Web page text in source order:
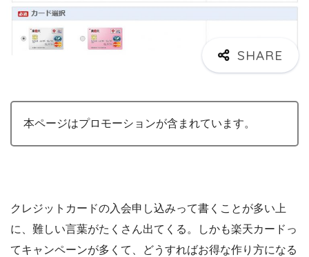
本ページはプロモーションが含まれています。
クレジットカードの入会申し込みって書くことが多い上
に、難しい言葉がたくさん出てくる。しかも楽天カードっ
てキャンペーンが多くて、どうすればお得な作り方になる